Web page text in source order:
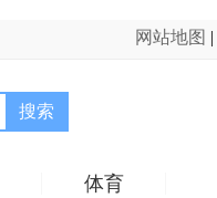
网站地图 |
搜索
体育